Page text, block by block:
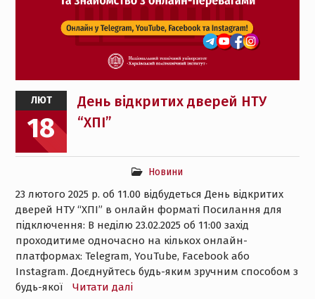
ЛЮТ
18
День відкритих дверей НТУ
“ХПІ”
Новини
23 лютого 2025 р. об 11.00 відбудеться День відкритих
дверей НТУ “ХПІ” в онлайн форматі Посилання для
підключення: В неділю 23.02.2025 об 11:00 захід
проходитиме одночасно на кількох онлайн-
платформах: Telegram, YouTube, Facebook або
Instagram. Доєднуйтесь будь-яким зручним способом з
будь-якої
Читати далі